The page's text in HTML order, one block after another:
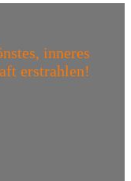
inneres
erstrahlen!